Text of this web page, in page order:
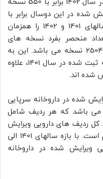
در این دوسال برابر با
2517 نسخه است. در صورتیکه سالهای 1401 و 1402 را همزمان
منحصر بفرد نسخه های
ویرایش شده در داروخانه سرپایی 2504 نسخه می باشد. این به
این معنی است که تعداد 13 نسخه ثبت شده در سال 1401، علاوه
شده در داروخانه سرپایی
برابر با 4437 ردیف می باشد که هر ردیف شامل
کل ردیف های دارویی ویرایش
شده در سال 1402 برابر با 1286 قلم است. با بازه سالهای 1401 الی
ویرایش شده در داروخانه